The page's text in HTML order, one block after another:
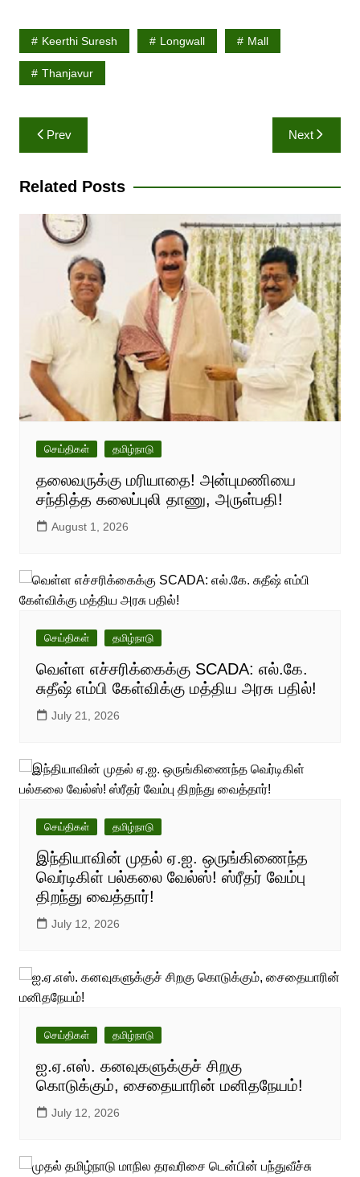
Keerthi Suresh Longwall Mall
Thanjavur
Post
navigation
Prev Next
Related Posts
செய்திகள் தமிழ்நாடு
தலைவருக்கு மரியாதை! அன்புமணியை
சந்தித்த கலைப்புலி தாணு, அருள்பதி!
August 1, 2026
செய்திகள் தமிழ்நாடு
வெள்ள எச்சரிக்கைக்கு SCADA: எல்.கே.
சுதீஷ் எம்பி கேள்விக்கு மத்திய அரசு பதில்!
July 21, 2026
செய்திகள் தமிழ்நாடு
இந்தியாவின் முதல் ஏ.ஐ. ஒருங்கிணைந்த
வெர்டிகிள் பல்கலை வேல்ஸ்! ஸ்ரீதர் வேம்பு
திறந்து வைத்தார்!
July 12, 2026
செய்திகள் தமிழ்நாடு
ஐ.ஏ.எஸ். கனவுகளுக்குச் சிறகு
கொடுக்கும், சைதையாரின் மனிதநேயம்!
July 12, 2026